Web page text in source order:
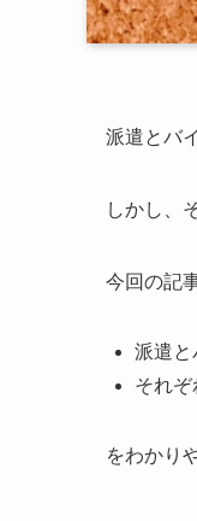
派遣とバ
しかし、
今回の記
派遣と
それぞ
をわかり